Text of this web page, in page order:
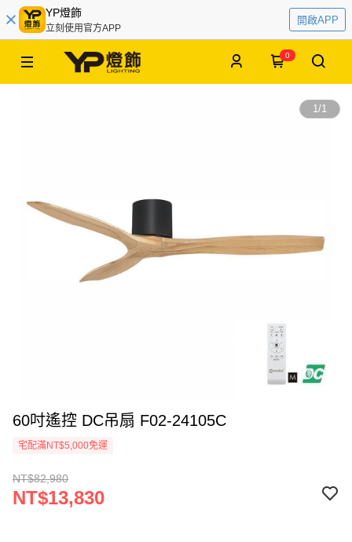
YP燈飾
立刻使用官方APP
開啟APP
0
1/1
60吋遙控 DC吊扇 F02-24105C
宅配滿NT$5,000免運
NT$82,980
NT$13,830